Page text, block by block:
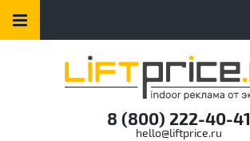
8 (800) 222-40-41
hello@liftprice.ru